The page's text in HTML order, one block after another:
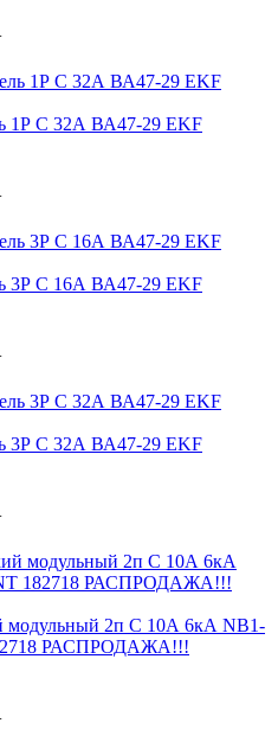
1Р С 32А ВА47-29 EKF
3Р С 16А ВА47-29 EKF
3Р С 32А ВА47-29 EKF
модульный 2п C 10А 6кА NB1-
РАСПРОДАЖА!!!